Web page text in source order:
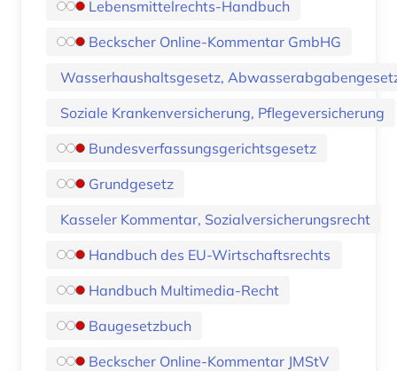
Lebensmittelrechts-Handbuch
Beckscher Online-Kommentar GmbHG
Wasserhaushaltsgesetz,
Soziale Krankenversicherung, Pflegeversicherung
Bundesverfassungsgerichtsgesetz
Grundgesetz
Kasseler Kommentar, Sozialversicherungsrecht
Handbuch des EU-Wirtschaftsrechts
Handbuch Multimedia-Recht
Baugesetzbuch
Beckscher Online-Kommentar JMStV